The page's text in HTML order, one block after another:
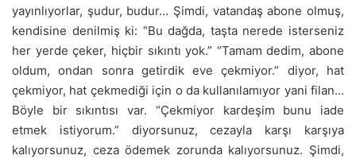
yayınlıyorlar, şudur, budur… Şimdi, vatandaş abone olmuş,
kendisine denilmiş ki: “Bu dağda, taşta nerede isterseniz
her yerde çeker, hiçbir sıkıntı yok.” “Tamam dedim, abone
oldum, ondan sonra getirdik eve çekmiyor.” diyor, hat
çekmiyor, hat çekmediği için o da kullanılamıyor yani filan…
Böyle bir sıkıntısı var. “Çekmiyor kardeşim bunu iade
etmek istiyorum.” diyorsunuz, cezayla karşı karşıya
kalıyorsunuz, ceza ödemek zorunda kalıyorsunuz. Şimdi,